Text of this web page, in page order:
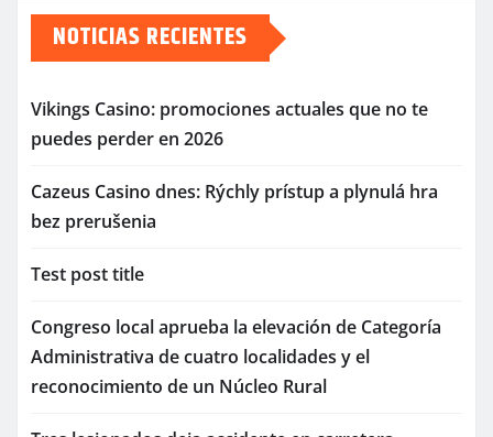
NOTICIAS RECIENTES
Vikings Casino: promociones actuales que no te
puedes perder en 2026
Cazeus Casino dnes: Rýchly prístup a plynulá hra
bez prerušenia
Test post title
Congreso local aprueba la elevación de Categoría
Administrativa de cuatro localidades y el
reconocimiento de un Núcleo Rural